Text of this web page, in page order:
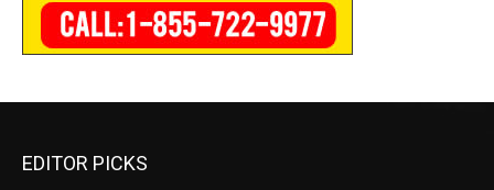
EDITOR PICKS